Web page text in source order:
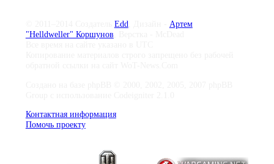
Edd
Артем
"Helldweller" Коршунов
Контактная информация
Помочь проекту